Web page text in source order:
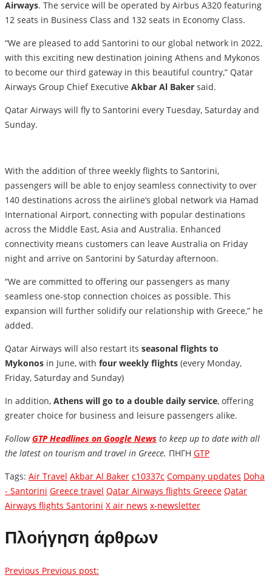
Airways. The service will be operated by Airbus A320 featuring
12 seats in Business Class and 132 seats in Economy Class.
“We are pleased to add Santorini to our global network in 2022,
with this exciting new destination joining Athens and Mykonos
to become our third gateway in this beautiful country,” Qatar
Airways Group Chief Executive Akbar Al Baker said.
Qatar Airways will fly to Santorini every Tuesday, Saturday and
Sunday.
With the addition of three weekly flights to Santorini,
passengers will be able to enjoy seamless connectivity to over
140 destinations across the airline’s global network via Hamad
International Airport, connecting with popular destinations
across the Middle East, Asia and Australia. Enhanced
connectivity means customers can leave Australia on Friday
night and arrive on Santorini by Saturday afternoon.
“We are committed to offering our passengers as many
seamless one-stop connection choices as possible. This
expansion will further solidify our relationship with Greece,” he
added.
Qatar Airways will also restart its seasonal flights to
Mykonos in June, with four weekly flights (every Monday,
Friday, Saturday and Sunday)
In addition, Athens will go to a double daily service, offering
greater choice for business and leisure passengers alike.
FollowGTP Headlines on Google News to keep up to date with all
the latest on tourism and travel in Greece. ΠΗΓΗ GTP
Tags: Air Travel Akbar Al Baker c10337c Company updates Doha
- Santorini Greece travel Qatar Airways flights Greece Qatar
Airways flights Santorini X air news x-newsletter
Πλοήγηση άρθρων
Previous Previous post: